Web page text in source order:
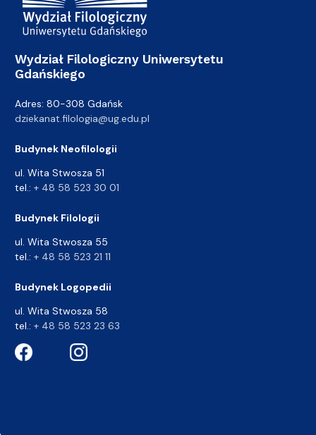
Wydział Filologiczny Uniwersytetu
Gdańskiego
Adres: 80-308 Gdańsk
dziekanat.filologia@ug.edu.pl
Budynek Neofilologii
ul. Wita Stwosza 51
tel.: + 48 58 523 30 01
Budynek Filologii
ul. Wita Stwosza 55
tel.: + 48 58 523 21 11
Budynek Logopedii
ul. Wita Stwosza 58
tel.: + 48 58 523 23 63